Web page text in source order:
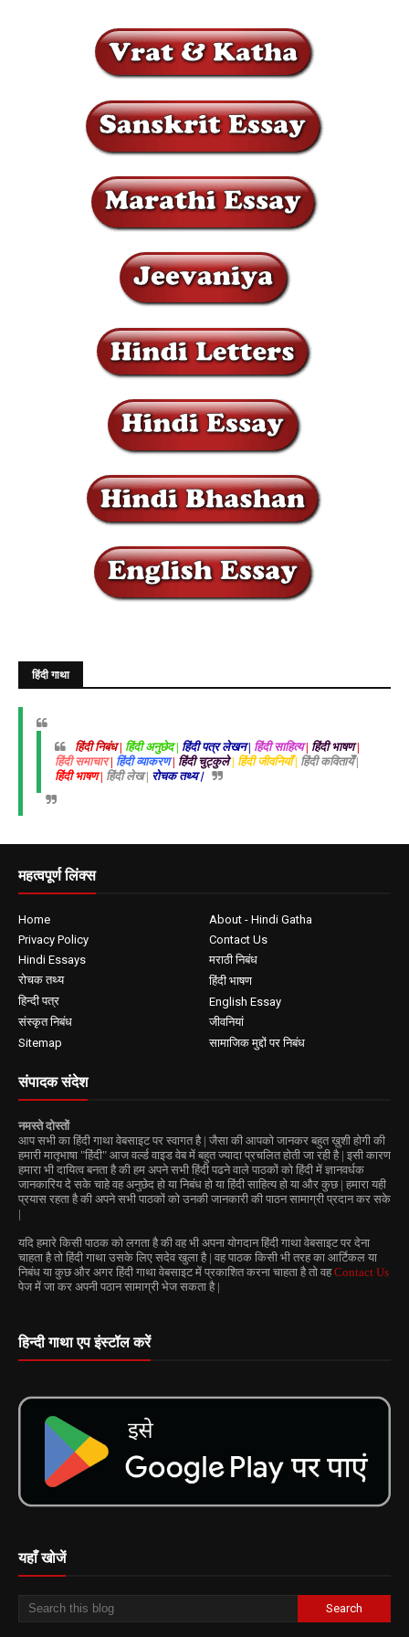
हिंदी गाथा
हिंदी निबंध | हिंदी अनुछेद | हिंदी पत्र लेखन | हिंदी साहित्य| हिंदी भाषण|
हिंदी समाचार| हिंदी व्याकरण| हिंदी चुट्कुले| हिंदी जीवनियाँ | हिंदी कवितायेँ |
हिंदी भाषण | हिंदी लेख | रोचक तथ्य |
महत्वपूर्ण लिंक्स
Home
About - Hindi Gatha
Privacy Policy
Contact Us
Hindi Essays
मराठी निबंध
रोचक तथ्य
हिंदी भाषण
हिन्दी पत्र
English Essay
संस्कृत निबंध
जीवनियां
Sitemap
सामाजिक मुद्दों पर निबंध
संपादक संदेश
नमस्ते दोस्तों
आप सभी का हिंदी गाथा वेबसाइट पर स्वागत है | जैसा की आपको जानकर बहुत ख़ुशी होगी की
हमारी मातृभाषा "हिंदी" आज वर्ल्ड वाइड वेब में बहुत ज्यादा प्रचलित होती जा रही है | इसी कारण
हमारा भी दायित्व बनता है की हम अपने सभी हिंदी पढने वाले पाठकों को हिंदी में ज्ञानवर्धक
जानकारिय दे सके चाहे वह अनुछेद हो या निबंध हो या हिंदी साहित्य हो या और कुछ | हमारा यही
प्रयास रहता है की अपने सभी पाठकों को उनकी जानकारी की पाठन सामाग्री प्रदान कर सके
|
यदि हमारे किसी पाठक को लगता है की वह भी अपना योगदान हिंदी गाथा वेबसाइट पर देना
चाहता है तो हिंदी गाथा उसके लिए सदेव खुला है | वह पाठक किसी भी तरह का आर्टिकल या
निबंध या कुछ और अगर हिंदी गाथा वेबसाइट में प्रकाशित करना चाहता है तो वहContact Us
पेज में जा कर अपनी पठान सामाग्री भेज सकता है |
हिन्दी गाथा एप इंस्टॉल करें
यहाँ खोजें